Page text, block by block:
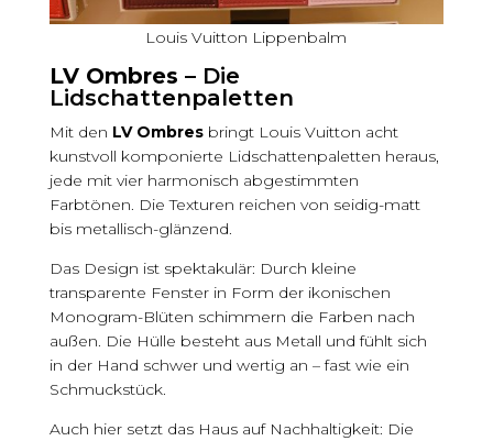
Louis Vuitton Lippenbalm
LV Ombres – Die
Lidschattenpaletten
Mit den LV Ombresbringt Louis Vuitton acht
kunstvoll komponierte Lidschattenpaletten heraus,
jede mit vier harmonisch abgestimmten
Farbtönen. Die Texturen reichen von seidig-matt
bis metallisch-glänzend.
Das Design ist spektakulär: Durch kleine
transparente Fenster in Form der ikonischen
Monogram-Blüten schimmern die Farben nach
außen. Die Hülle besteht aus Metall und fühlt sich
in der Hand schwer und wertig an – fast wie ein
Schmuckstück.
Auch hier setzt das Haus auf Nachhaltigkeit: Die